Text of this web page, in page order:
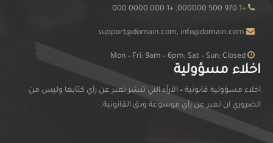
+1 970 500 000000, +1 000 0000 000
اخلاء مسؤولية
اخلاء مسؤولية قانونية – الأرآء التي تنشر تعبر عن رأي كتّابها وليس من
الضروري ان تعبر عن رأي موسوعة ودق القانونية.